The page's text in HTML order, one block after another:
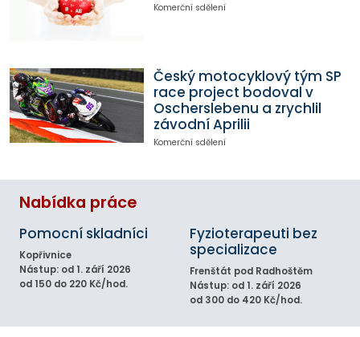
Komerční sdělení
Český motocyklový tým SP
race project bodoval v
Oscherslebenu a zrychlil
závodní Aprilii
Komerční sdělení
Nabídka práce
Pomocní skladníci
Kopřivnice
Nástup: od 1. září 2026
od 150 do 220 Kč/hod.
Fyzioterapeuti bez
specializace
Frenštát pod Radhoštěm
Nástup: od 1. září 2026
od 300 do 420 Kč/hod.